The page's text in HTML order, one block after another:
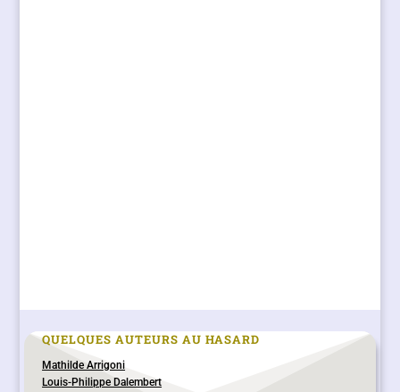
QUELQUES AUTEURS AU HASARD
Mathilde Arrigoni
Louis-Philippe Dalembert